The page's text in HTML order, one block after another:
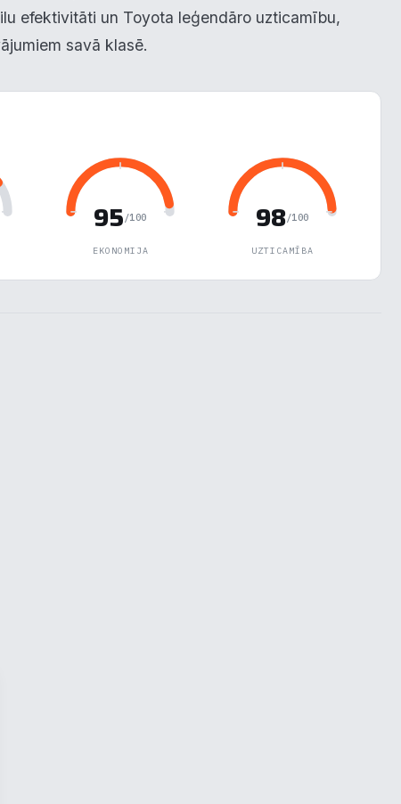
efektivitāti un Toyota leģendāro uzticamību,
savā klasē.
95 /100
EKONOMIJA
98 /100
UZTICAMĪBA